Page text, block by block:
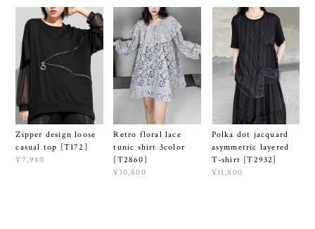
Zipper design loose
casual top [T172]
¥7,980
Retro floral lace
tunic shirt 3color
[T2860]
¥10,800
Polka dot jacquard
asymmetric layered
T-shirt [T2932]
¥11,800